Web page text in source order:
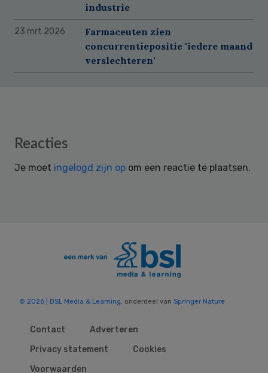
industrie
23 mrt 2026
Farmaceuten zien
concurrentiepositie 'iedere maand
verslechteren'
Reader
Reacties
Je moet ingelogd zijn op om een reactie te plaatsen.
© 2026 | BSL Media & Learning , onderdeel van Springer Nature
Contact
Adverteren
Privacy statement
Cookies
Voorwaarden